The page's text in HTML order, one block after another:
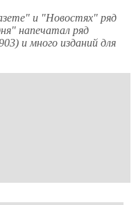
и "Новостях" ряд
напечатал ряд
и много изданий для